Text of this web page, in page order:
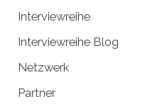
Interviewreihe
Interviewreihe Blog
Netzwerk
Partner